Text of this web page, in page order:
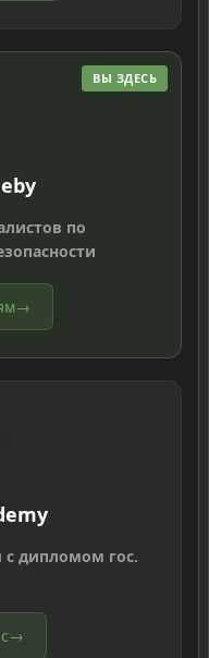
ВЫ ЗДЕСЬ
по
→
с дипломом гос.
→